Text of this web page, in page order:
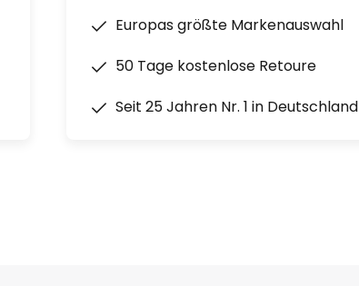
Europas größte Markenauswahl
50 Tage kostenlose Retoure
Seit 25 Jahren Nr. 1 in Deutschland